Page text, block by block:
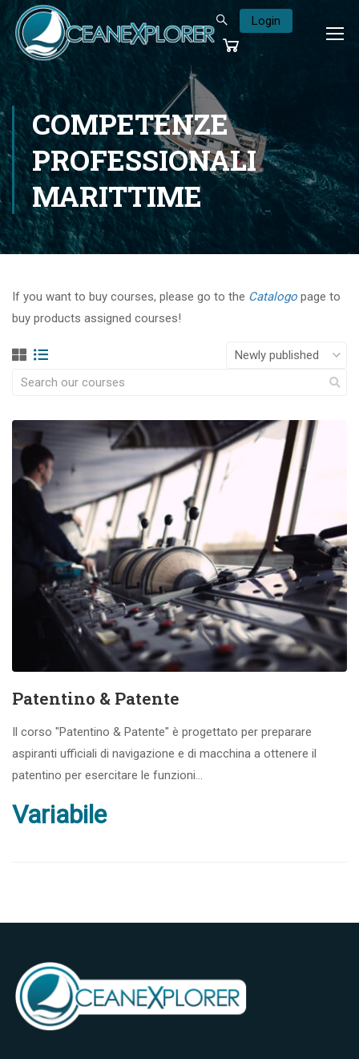
Login
COMPETENZE
PROFESSIONALI
MARITTIME
If you want to buy courses, please go to the Catalogo page to
buy products assigned courses!
Patentino & Patente
Il corso "Patentino & Patente" è progettato per preparare
aspiranti ufficiali di navigazione e di macchina a ottenere il
patentino per esercitare le funzioni...
Variabile